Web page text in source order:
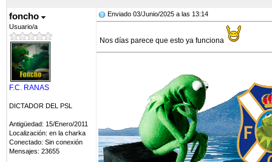
foncho
Usuario/a
F.C. RANAS
DICTADOR DEL PSL
Antigüedad: 15/Enero/2011
Localización: en la charka
Conectado: Sin conexión
Mensajes: 23655
Enviado 03/Junio/2025 a las 13:14
Nos días parece que esto ya funciona